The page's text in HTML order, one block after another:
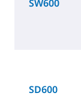
SW600
SD600